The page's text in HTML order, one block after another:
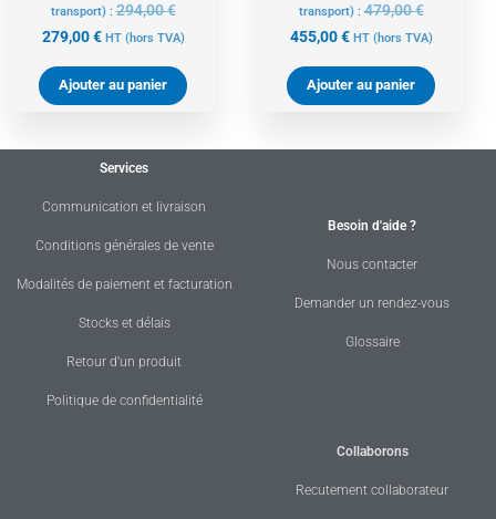
transport) :294,00€
279,00€ HT (hors TVA)
Ajouter au panier
transport) :479,00€
455,00€ HT (hors TVA)
Ajouter au panier
Services
Communication et livraison
Conditions générales de vente
Modalités de paiement et facturation
Stocks et délais
Retour d'un produit
Politique de confidentialité
Besoin d'aide ?
Nous contacter
Demander un rendez-vous
Glossaire
Collaborons
Recutement collaborateur